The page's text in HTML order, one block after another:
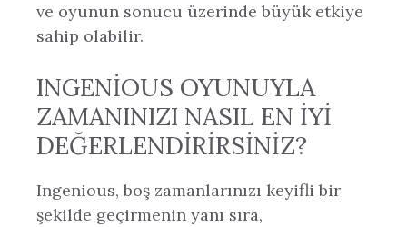
ve oyunun sonucu üzerinde büyük etkiye
sahip olabilir.
INGENIOUS OYUNUYLA
ZAMANINIZI NASIL EN İYI
DEĞERLENDIRIRSINIZ?
Ingenious, boş zamanlarınızı keyifli bir
şekilde geçirmenin yanı sıra,